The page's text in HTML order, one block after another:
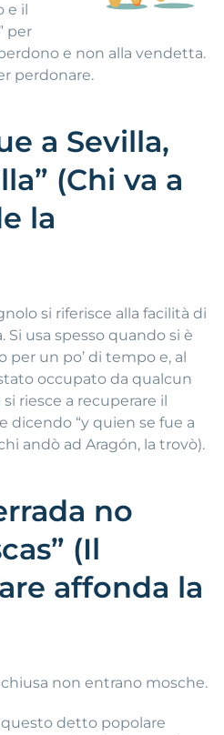
e il
per
e non alla vendetta.
perdonare.
a Sevilla,
(Chi va a
la
si riferisce alla facilità di
usa spesso quando si è
un po’ di tempo e, al
occupato da qualcun
riesce a recuperare il
dicendo “y quien se fue a
andò ad Aragón, la trovò).
no
(Il
affonda la
non entrano mosche.
detto popolare